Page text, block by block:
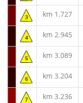
3 km 1.727
4 km 2.945
5 km 3.089
6 km 3.204
7 km 3.236